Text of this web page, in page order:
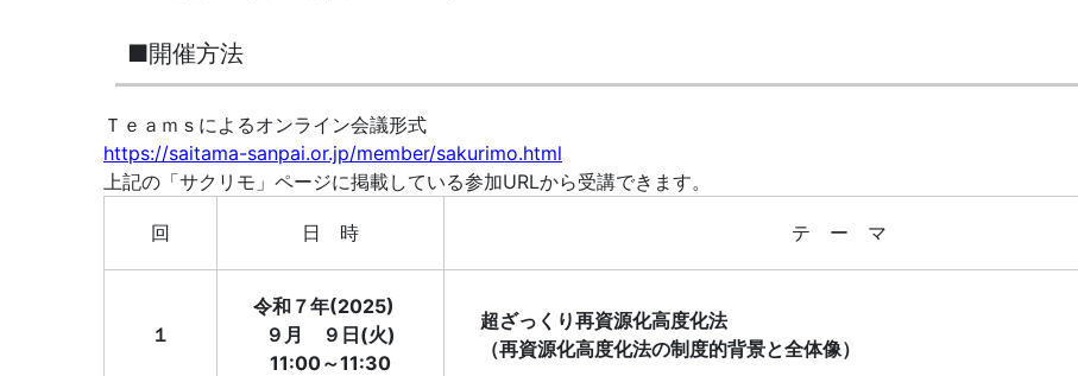
■開催方法
Ｔｅａｍｓによるオンライン会議形式
https://saitama-sanpai.or.jp/member/sakurimo.html
上記の「サクリモ」ページに掲載している参加URLから受講できます。
回 日 時 テ ー マ
１
令和７年(2025)
９月 ９日(火)
11:00～11:30
超ざっくり再資源化高度化法
（再資源化高度化法の制度的背景と全体像）